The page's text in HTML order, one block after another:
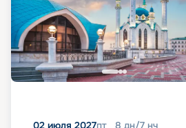
02 июля 2027пт 8 дн/7 нч